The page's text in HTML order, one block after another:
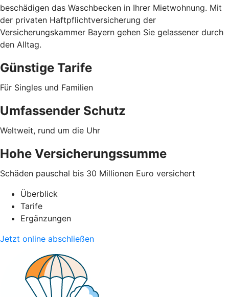
beschädigen das Waschbecken in Ihrer Mietwohnung. Mit
der privaten Haftpflichtversicherung der
Versicherungskammer Bayern gehen Sie gelassener durch
den Alltag.
Günstige Tarife
Für Singles und Familien
Umfassender Schutz
Weltweit, rund um die Uhr
Hohe Versicherungssumme
Schäden pauschal bis 30 Millionen Euro versichert
Überblick
Tarife
Ergänzungen
Jetzt online abschließen